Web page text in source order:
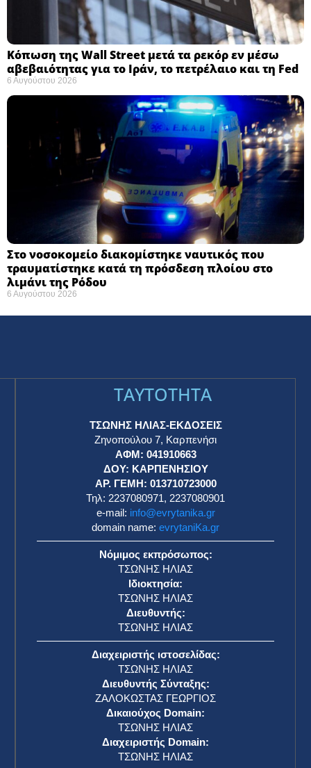
Κόπωση της Wall Street μετά τα ρεκόρ εν μέσω
αβεβαιότητας για το Ιράν, το πετρέλαιο και τη Fed
6 Αυγούστου 2026
Στο νοσοκομείο διακομίστηκε ναυτικός που
τραυματίστηκε κατά τη πρόσδεση πλοίου στο
λιμάνι της Ρόδου
6 Αυγούστου 2026
TAYTOTHTA
ΤΣΩΝΗΣ ΗΛΙΑΣ-ΕΚΔΟΣΕΙΣ
Ζηνοπούλου 7, Καρπενήσι
ΑΦΜ: 041910663
ΔΟΥ: ΚΑΡΠΕΝΗΣΙΟΥ
ΑΡ. ΓΕΜΗ: 013710723000
Τηλ: 2237080971, 2237080901
e-mail: info@evrytanika.gr
domain name: evrytaniKa.gr
Νόμιμος εκπρόσωπος:
ΤΣΩΝΗΣ ΗΛΙΑΣ
Ιδιοκτησία:
ΤΣΩΝΗΣ ΗΛΙΑΣ
Διευθυντής:
ΤΣΩΝΗΣ ΗΛΙΑΣ
Διαχειριστής ιστοσελίδας:
ΤΣΩΝΗΣ ΗΛΙΑΣ
Διευθυντής Σύνταξης:
ΖΑΛΟΚΩΣΤΑΣ ΓΕΩΡΓΙΟΣ
Δικαιούχος Domain:
ΤΣΩΝΗΣ ΗΛΙΑΣ
Διαχειριστής Domain:
ΤΣΩΝΗΣ ΗΛΙΑΣ